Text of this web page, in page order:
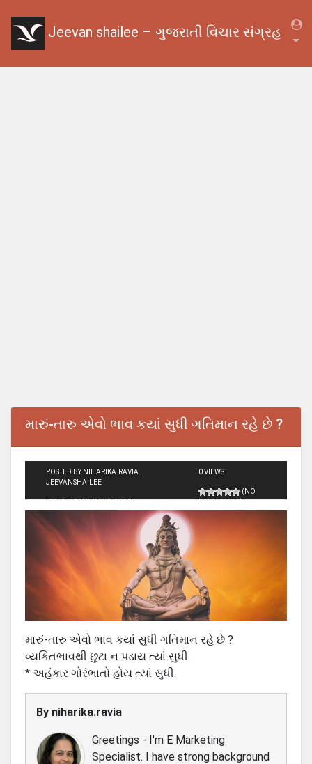
Jeevan shailee – ગુજરાતી વિચાર સંગ્રહ
મારું-તારુ એવો ભાવ કયાં સુધી ગતિમાન રહે છે ?
POSTED BY NIHARIKA.RAVIA ,
JEEVANSHAILEE
POSTED ON JUN - 7 - 2024
0 VIEWS
(NO
RATINGS YET)
મારું-તારુ એવો ભાવ કયાં સુધી ગતિમાન રહે છે ?
વ્યકિતભાવથી છુટા ન પડાય ત્યાં સુધી.
* અહંકાર ગોરંભાતો હોય ત્યાં સુધી.
By niharika.ravia
Greetings - I'm E Marketing
Specialist. I have strong background